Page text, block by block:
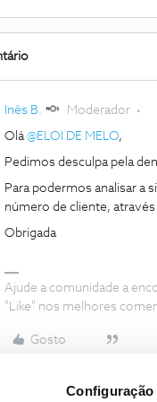
Configuração
Inês B. Moderador
Olá@ELOI DE MELO,
Pedimos desculpa pela
Para podermos analisar a
número de cliente, através
Obrigada
Ajude a comunidade a
"Like" nos melhores
Gosto